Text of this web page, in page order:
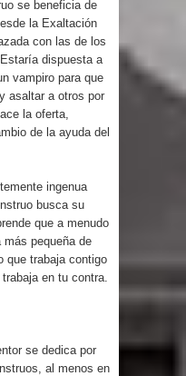
se beneficia de
la Exaltación
con las de los
dispuesta a
vampiro para que
asaltar a otros por
la oferta,
de la ayuda del
ingenua
busca su
que a menudo
pequeña de
que trabaja contigo
en tu contra.
se dedica por
al menos en